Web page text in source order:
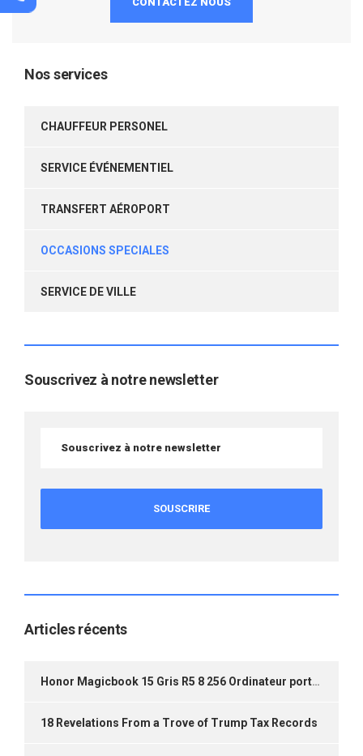
Nos services
CHAUFFEUR PERSONEL
SERVICE ÉVÉNEMENTIEL
TRANSFERT AÉROPORT
OCCASIONS SPECIALES
SERVICE DE VILLE
Souscrivez à notre newsletter
Articles récents
Honor Magicbook 15 Gris R5 8 256 Ordinateur portable | Boulanger
18 Revelations From a Trove of Trump Tax Records